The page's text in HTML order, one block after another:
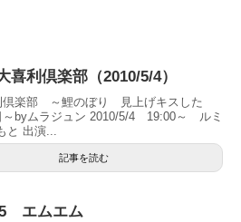
喜利倶楽部（2010/5/4）
倶楽部 ～鯉のぼり 見上げキスした
～byムラジュン 2010/5/4 19:00～ ルミ
と 出演...
記事を読む
エムエム